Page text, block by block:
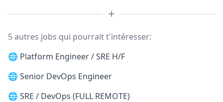
5 autres jobs qui pourrait t'intéresser:
🌐 Platform Engineer / SRE H/F
🌐 Senior DevOps Engineer
🌐 SRE / DevOps (FULL REMOTE)